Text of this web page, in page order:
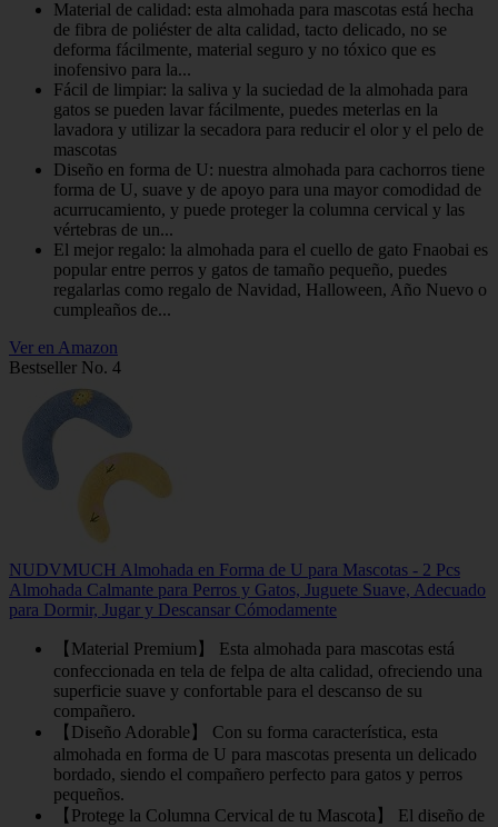
Material de calidad: esta almohada para mascotas está hecha
de fibra de poliéster de alta calidad, tacto delicado, no se
deforma fácilmente, material seguro y no tóxico que es
inofensivo para la...
Fácil de limpiar: la saliva y la suciedad de la almohada para
gatos se pueden lavar fácilmente, puedes meterlas en la
lavadora y utilizar la secadora para reducir el olor y el pelo de
mascotas
Diseño en forma de U: nuestra almohada para cachorros tiene
forma de U, suave y de apoyo para una mayor comodidad de
acurrucamiento, y puede proteger la columna cervical y las
vértebras de un...
El mejor regalo: la almohada para el cuello de gato Fnaobai es
popular entre perros y gatos de tamaño pequeño, puedes
regalarlas como regalo de Navidad, Halloween, Año Nuevo o
cumpleaños de...
Ver en Amazon
Bestseller No. 4
NUDVMUCH Almohada en Forma de U para Mascotas - 2 Pcs
Almohada Calmante para Perros y Gatos, Juguete Suave, Adecuado
para Dormir, Jugar y Descansar Cómodamente
【Material Premium】 Esta almohada para mascotas está
confeccionada en tela de felpa de alta calidad, ofreciendo una
superficie suave y confortable para el descanso de su
compañero.
【Diseño Adorable】 Con su forma característica, esta
almohada en forma de U para mascotas presenta un delicado
bordado, siendo el compañero perfecto para gatos y perros
pequeños.
【Protege la Columna Cervical de tu Mascota】 El diseño de